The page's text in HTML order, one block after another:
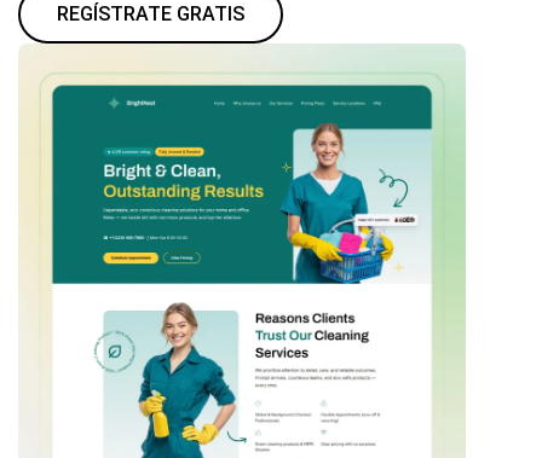
REGÍSTRATE GRATIS